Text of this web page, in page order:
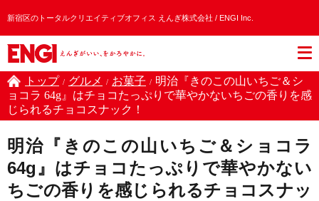
新宿区のトータルクリエイティブオフィス えんぎ株式会社 / ENGI Inc.
トップ / グルメ / お菓子 / 明治『きのこの山いちご＆シ
ョコラ 64g』はチョコたっぷりで華やかないちごの香りを感
じられるチョコスナック！
明治『きのこの山いちご＆ショコラ
64g』はチョコたっぷりで華やかない
ちごの香りを感じられるチョコスナッ